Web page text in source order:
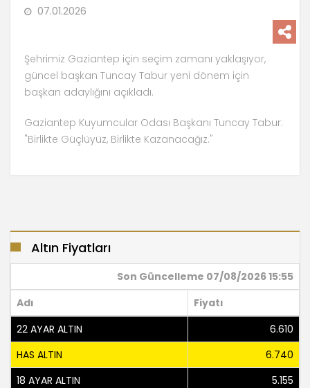
07.01.2026
Şehrimiz Gaziantep için seçim zamanı yaklaşıyor,
güncel başkan Tuncay Tabur yeni dönem için
başkan adaylığını açıkladı.
Gaziantep Kuyumcular Odası Başkanı Tuncay Tabur:
"Birlikte Güçlüyüz, Birlikte Kazanacağız."
Altın Fiyatları
Son Güncelleme 07/08/2026 15:55
Adı
Fiyatı
22 AYAR ALTIN
6.610
HAS ALTIN
6.740
18 AYAR ALTIN
5.155